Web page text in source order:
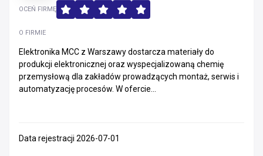
O FIRMIE
Elektronika MCC z Warszawy dostarcza materiały do
produkcji elektronicznej oraz wyspecjalizowaną chemię
przemysłową dla zakładów prowadzących montaż, serwis i
automatyzację procesów. W ofercie...
OCEŃ FIRMĘ
Data rejestracji 2026-07-01